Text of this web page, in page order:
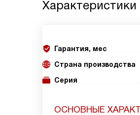
Характеристики
Гарантия, мес
Страна производства
Серия
ОСНОВНЫЕ